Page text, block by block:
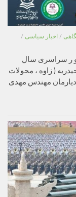
/ اخبار سیاسی /
ر سراسری سال
( زاوه ، محولات
مهندس مهدی